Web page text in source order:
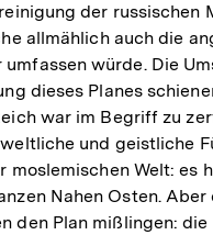
der russischen
allmählich auch die
umfassen würde. Die
dieses Planes
war im Begriff zu
und geistliche
moslemischen Welt: es
Nahen Osten. Aber
den Plan mißlingen: die